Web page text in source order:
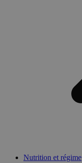
Nutrition et régime